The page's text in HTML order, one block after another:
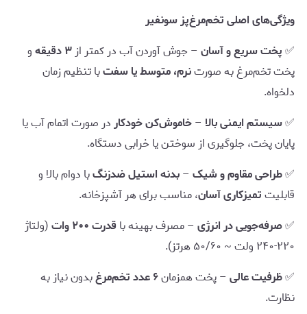
ویژگی‌های اصلی تخم‌مرغ‌پز سونفیر
✅پخت سریع و آسان– جوش آوردن آب در کمتر از ۳ دقیقه
و
پخت تخم‌مرغ به صورتنرم، متوسط یا سفتبا تنظیم زمان
دلخواه.
✅سیستم ایمنی بالا –خاموش‌کن خودکاردر صورت اتمام آب یا
پایان پخت، جلوگیری از سوختن یا خرابی دستگاه.
✅طراحی مقاوم و شیک–بدنه استیل ضدزنگبا دوام بالا و
قابلیتتمیزکاری آسان، مناسب برای هر آشپزخانه.
✅صرفه‌جویی در انرژی– مصرف بهینه با قدرت ۲۰۰ وات
(ولتاژ
۲۲۰-۲۴۰ ولت ~ ۵۰/۶۰ هرتز).
✅ظرفیت عالی– پخت همزمان۶ عدد تخم‌مرغ
بدون نیاز به
نظارت.